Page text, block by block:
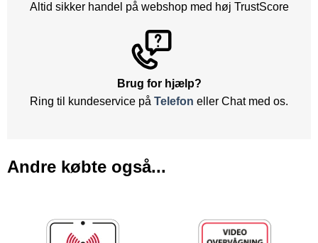
Altid sikker handel på webshop med høj TrustScore
Brug for hjælp?
Ring til kundeservice på Telefon eller Chat med os.
Andre købte også...